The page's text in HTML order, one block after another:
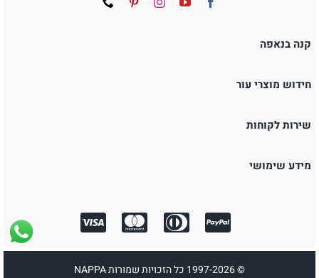
קנה בנאפה
חידוש מוצרי עור
שירות לקוחות
מידע שימושי
© 1997-2026 כל הזכויות שמורות NAPPA